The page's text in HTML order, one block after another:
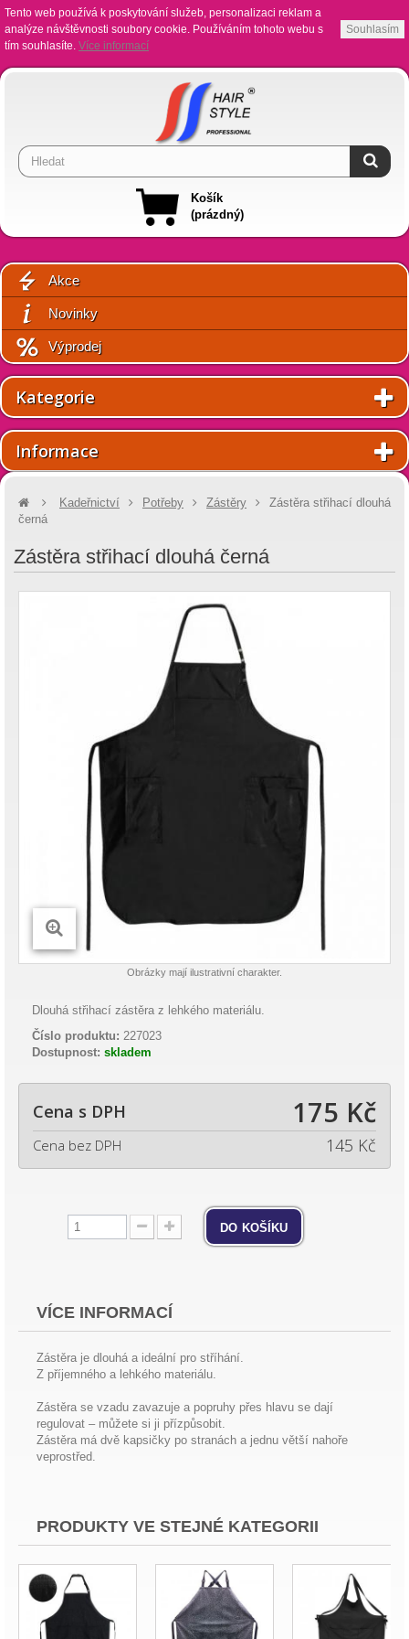
Tento web používá k poskytování služeb, personalizaci reklam a
analýze návštěvnosti soubory cookie. Používáním tohoto webu s
tím souhlasíte. Více informací
Souhlasím
Košík
(prázdný)
Akce
Novinky
Výprodej
Kategorie
Informace
Kadeřnictví Potřeby Zástěry
Zástěra střihací dlouhá
černá
Zástěra střihací dlouhá černá
Obrázky mají ilustrativní charakter.
Dlouhá střihací zástěra z lehkého materiálu.
Číslo produktu: 227023
Dostupnost: skladem
Cena s DPH 175 Kč
Cena bez DPH 145 Kč
do košíku
VÍCE INFORMACÍ
Zástěra je dlouhá a ideální pro stříhání.
Z příjemného a lehkého materiálu.
Zástěra se vzadu zavazuje a popruhy přes hlavu se dají
regulovat – můžete si ji přízpůsobit.
Zástěra má dvě kapsičky po stranách a jednu větší nahoře
veprostřed.
PRODUKTY VE STEJNÉ KATEGORII